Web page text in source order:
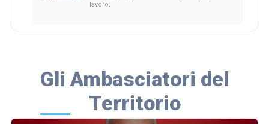
lavoro.
Gli Ambasciatori del
Territorio